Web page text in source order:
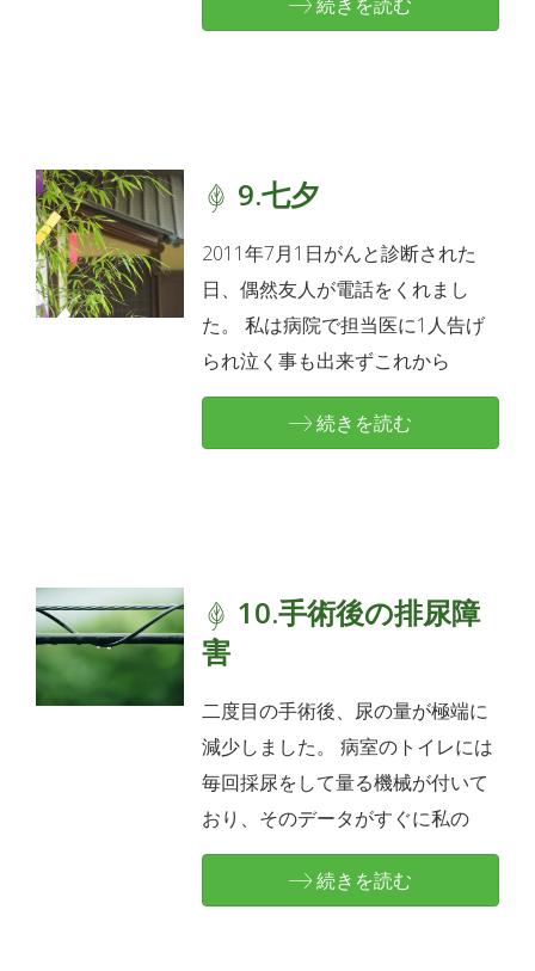
9.七夕
2011年7月1日がんと診断された
日、偶然友人が電話をくれまし
た。 私は病院で担当医に1人告げ
られ泣く事も出来ずこれから
続きを読む
10.手術後の排尿障
害
二度目の手術後、尿の量が極端に
減少しました。 病室のトイレには
毎回採尿をして量る機械が付いて
おり、そのデータがすぐに私の
続きを読む